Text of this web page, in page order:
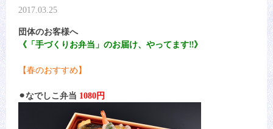
2017.03.25
団体のお客様へ
《「手づくりお弁当」のお届け、やってます‼︎》
【春のおすすめ】
⚫︎なでしこ弁当 1080円